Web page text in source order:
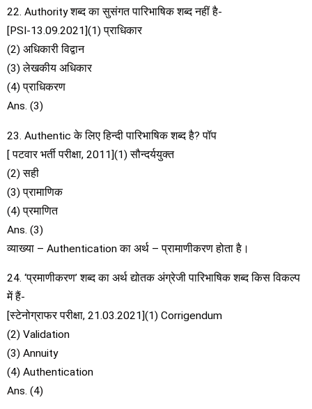
22. Authority शब्द का सुसंगत पारिभाषिक शब्द नहीं है-
[PSI-13.09.2021](1) प्राधिकार
(2) अधिकारी विद्वान
(3) लेखकीय अधिकार
(4) प्राधिकरण
Ans. (3)
23. Authentic के लिए हिन्दी पारिभाषिक शब्द है? पॉप
[ पटवार भर्ती परीक्षा, 2011](1) सौन्दर्ययुक्त
(2) सही
(3) प्रामाणिक
(4) प्रमाणित
Ans. (3)
व्याख्या – Authentication का अर्थ – प्रामाणीकरण होता है।
24. ‘प्रमाणीकरण’ शब्द का अर्थ द्योतक अंग्रेजी पारिभाषिक शब्द किस विकल्प
में हैं-
[स्टेनोग्राफर परीक्षा, 21.03.2021](1) Corrigendum
(2) Validation
(3) Annuity
(4) Authentication
Ans. (4)